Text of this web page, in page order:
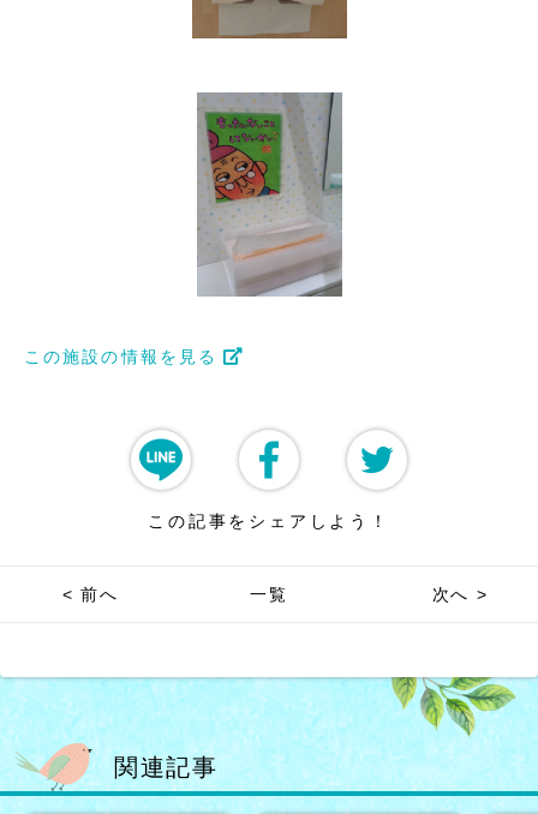
この施設の情報を見る
この記事をシェアしよう！
< 前へ 一覧 次へ >
関連記事